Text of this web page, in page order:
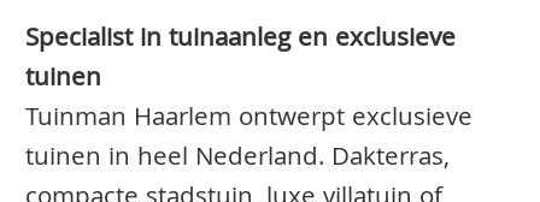
Specialist in tuinaanleg en exclusieve
tuinen
Tuinman Haarlem ontwerpt exclusieve
tuinen in heel Nederland. Dakterras,